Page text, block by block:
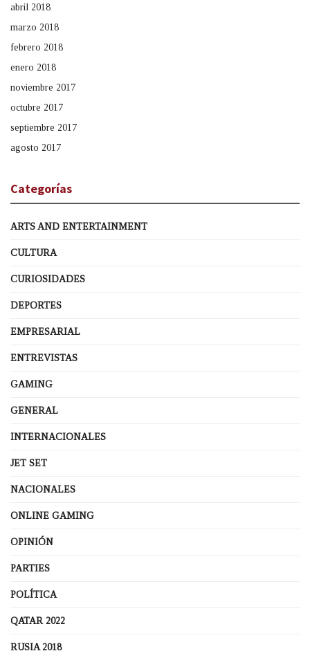
abril 2018
marzo 2018
febrero 2018
enero 2018
noviembre 2017
octubre 2017
septiembre 2017
agosto 2017
Categorías
ARTS AND ENTERTAINMENT
CULTURA
CURIOSIDADES
DEPORTES
EMPRESARIAL
ENTREVISTAS
GAMING
GENERAL
INTERNACIONALES
JET SET
NACIONALES
ONLINE GAMING
OPINIÓN
PARTIES
POLÍTICA
QATAR 2022
RUSIA 2018